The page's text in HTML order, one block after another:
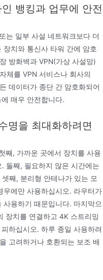
뱅킹과 업무에 안전
는 일부 사설 네트워크보다 더
치와 통신사 타워 간에 암호
방화벽과 VPN(가상 사설망)
체를 VPN 서비스나 회사의
데이터가 종단 간 암호화되어
매우 안전합니다.
명을 최대화하려면
째, 가까운 곳에서 장치를 사용
둘째, 필요하지 않은 시간에는
째, 분리형 안테나가 있는 모
우에만 사용하십시오. 라우터가
용하기 때문입니다. 마지막으
장치를 연결하고 4K 스트리밍
하십시오. 하루 종일 사용하려
고려하거나 호환되는 보조 배